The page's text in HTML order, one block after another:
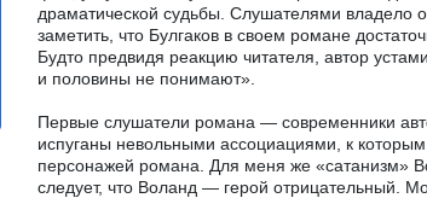
драматической судьбы. Слушателями владело
заметить, что Булгаков в своем романе
Будто предвидя реакцию читателя, автор
и половины не понимают».
Первые слушатели романа — современники
испуганы невольными ассоциациями, к
персонажей романа. Для меня же «сатанизм»
следует, что Воланд — герой отрицательный.